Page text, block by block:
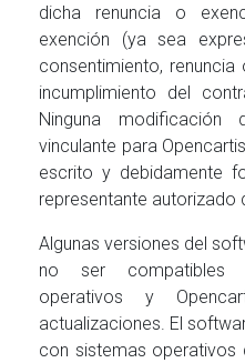
dicha renuncia o
exención (ya sea
consentimiento,
incumplimiento del
Ninguna modificación
vinculante para
escrito y debidamente
representante autorizado
Algunas versiones del
no ser compatibles
operativos y
actualizaciones. El
con sistemas operativos